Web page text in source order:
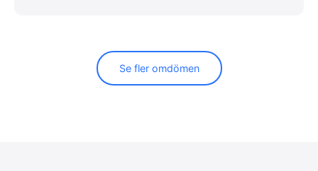
Se fler omdömen